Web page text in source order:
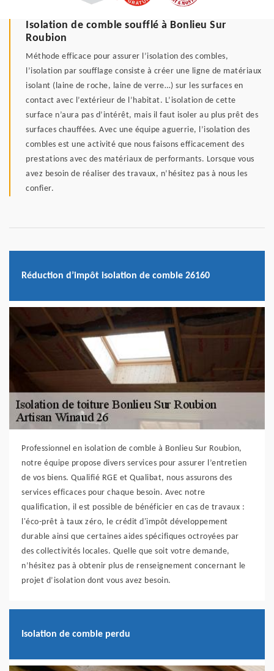
Isolation de comble soufflé à Bonlieu Sur
Roubion
Méthode efficace pour assurer l’isolation des combles,
l’isolation par soufflage consiste à créer une ligne de matériaux
isolant (laine de roche, laine de verre…) sur les surfaces en
contact avec l’extérieur de l’habitat. L’isolation de cette
surface n’aura pas d’intérêt, mais il faut isoler au plus prêt des
surfaces chauffées. Avec une équipe aguerrie, l’isolation des
combles est une activité que nous faisons efficacement des
prestations avec des matériaux de performants. Lorsque vous
avez besoin de réaliser des travaux, n’hésitez pas à nous les
confier.
Réduction d’impôt isolation de comble 26160
Professionnel en isolation de comble à Bonlieu Sur Roubion,
notre équipe propose divers services pour assurer l’entretien
de vos biens. Qualifié RGE et Qualibat, nous assurons des
services efficaces pour chaque besoin. Avec notre
qualification, il est possible de bénéficier en cas de travaux :
l'éco-prêt à taux zéro, le crédit d'impôt développement
durable ainsi que certaines aides spécifiques octroyées par
des collectivités locales. Quelle que soit votre demande,
n’hésitez pas à obtenir plus de renseignement concernant le
projet d’isolation dont vous avez besoin.
Isolation de comble perdu